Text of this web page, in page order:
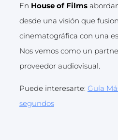
En House of Films
desde una visión que
cinematográfica con una
Nos vemos como un
proveedor audiovisual.
Puede interesarte: Guía
segundos